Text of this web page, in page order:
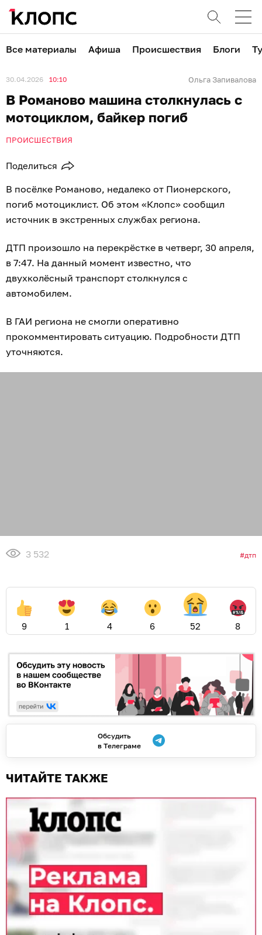
Все материалы Афиша Происшествия Блоги
30.04.2026 10:10 Ольга Запивалова
В Романово машина столкнулась с
мотоциклом, байкер погиб
ПРОИСШЕСТВИЯ
Поделиться
В посёлке Романово, недалеко от Пионерского,
погиб мотоциклист. Об этом «Клопс» сообщил
источник в экстренных службах региона.
ДТП произошло на перекрёстке в четверг, 30 апреля,
в 7:47. На данный момент известно, что
двухколёсный транспорт столкнулся с
автомобилем.
В ГАИ региона не смогли оперативно
прокомментировать ситуацию. Подробности ДТП
уточняются.
3 532 дтп
9 1 4 6 52 8
Обсудить
в Телеграме
ЧИТАЙТЕ ТАКЖЕ